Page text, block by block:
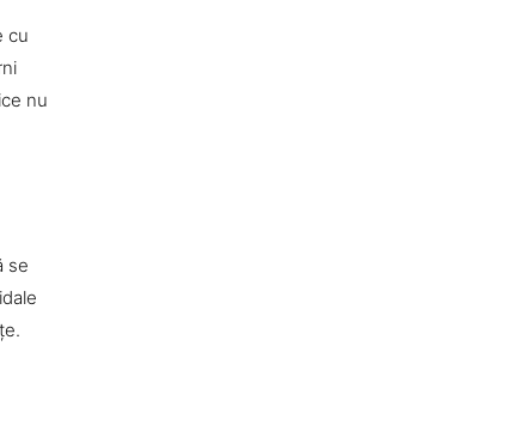
cu
nu
se